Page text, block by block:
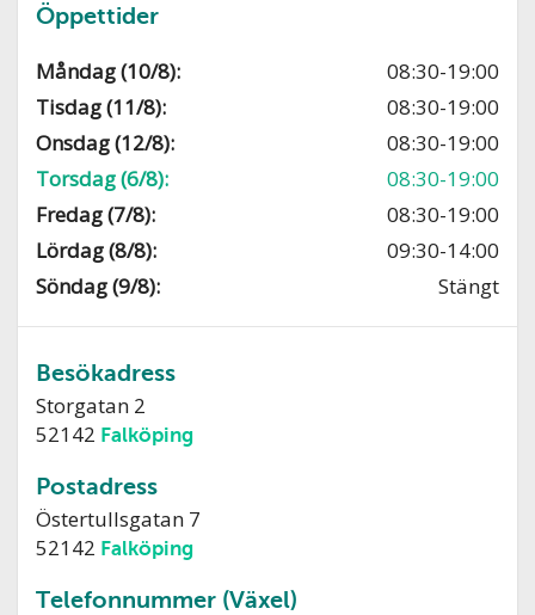
Öppettider
Måndag (10/8):
08:30-19:00
Tisdag (11/8):
08:30-19:00
Onsdag (12/8):
08:30-19:00
Torsdag (6/8):
08:30-19:00
Fredag (7/8):
08:30-19:00
Lördag (8/8):
09:30-14:00
Söndag (9/8):
Stängt
Besökadress
Storgatan 2
52142 Falköping
Postadress
Östertullsgatan 7
52142 Falköping
Telefonnummer (Växel)